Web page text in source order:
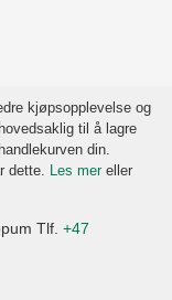
kjøpsopplevelse og
til å lagre
din.
dette. Les mereller
Tlf.+47